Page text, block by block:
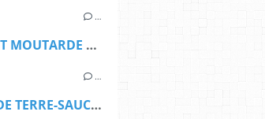
…
ESCALOPES DE POULET MOUTARDE MIEL
…
GRATIN DE POMMES DE TERRE-SAUCISSE FUMEE ET CANCOILLOTTE